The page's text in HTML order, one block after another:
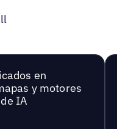
en
y motores
IA